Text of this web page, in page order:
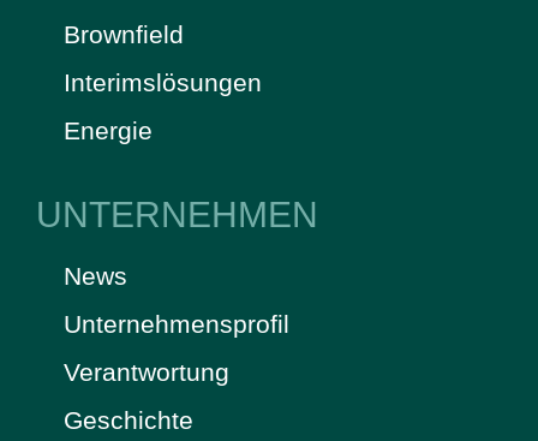
Brownfield
Interimslösungen
Energie
UNTERNEHMEN
News
Unternehmensprofil
Verantwortung
Geschichte